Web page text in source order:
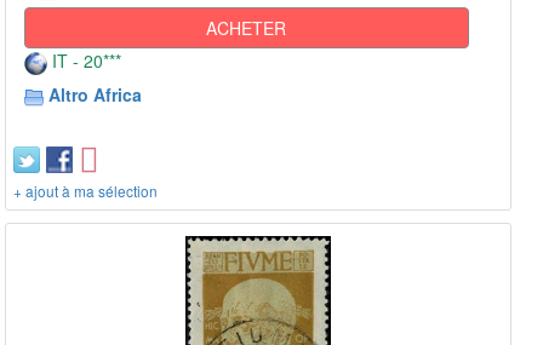
ACHETER
IT - 20***
Altro Africa
+ ajout à ma sélection